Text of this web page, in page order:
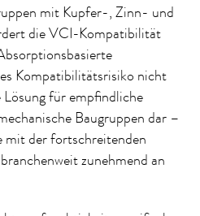
mit Kupfer-, Zinn- und
die VCI-Kompatibilität
Kompatibilitätsrisiko nicht
für empfindliche
Baugruppen dar –
mit der fortschreitenden
zunehmend an